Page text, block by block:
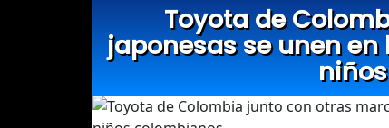
Toyota de
japonesas se unen